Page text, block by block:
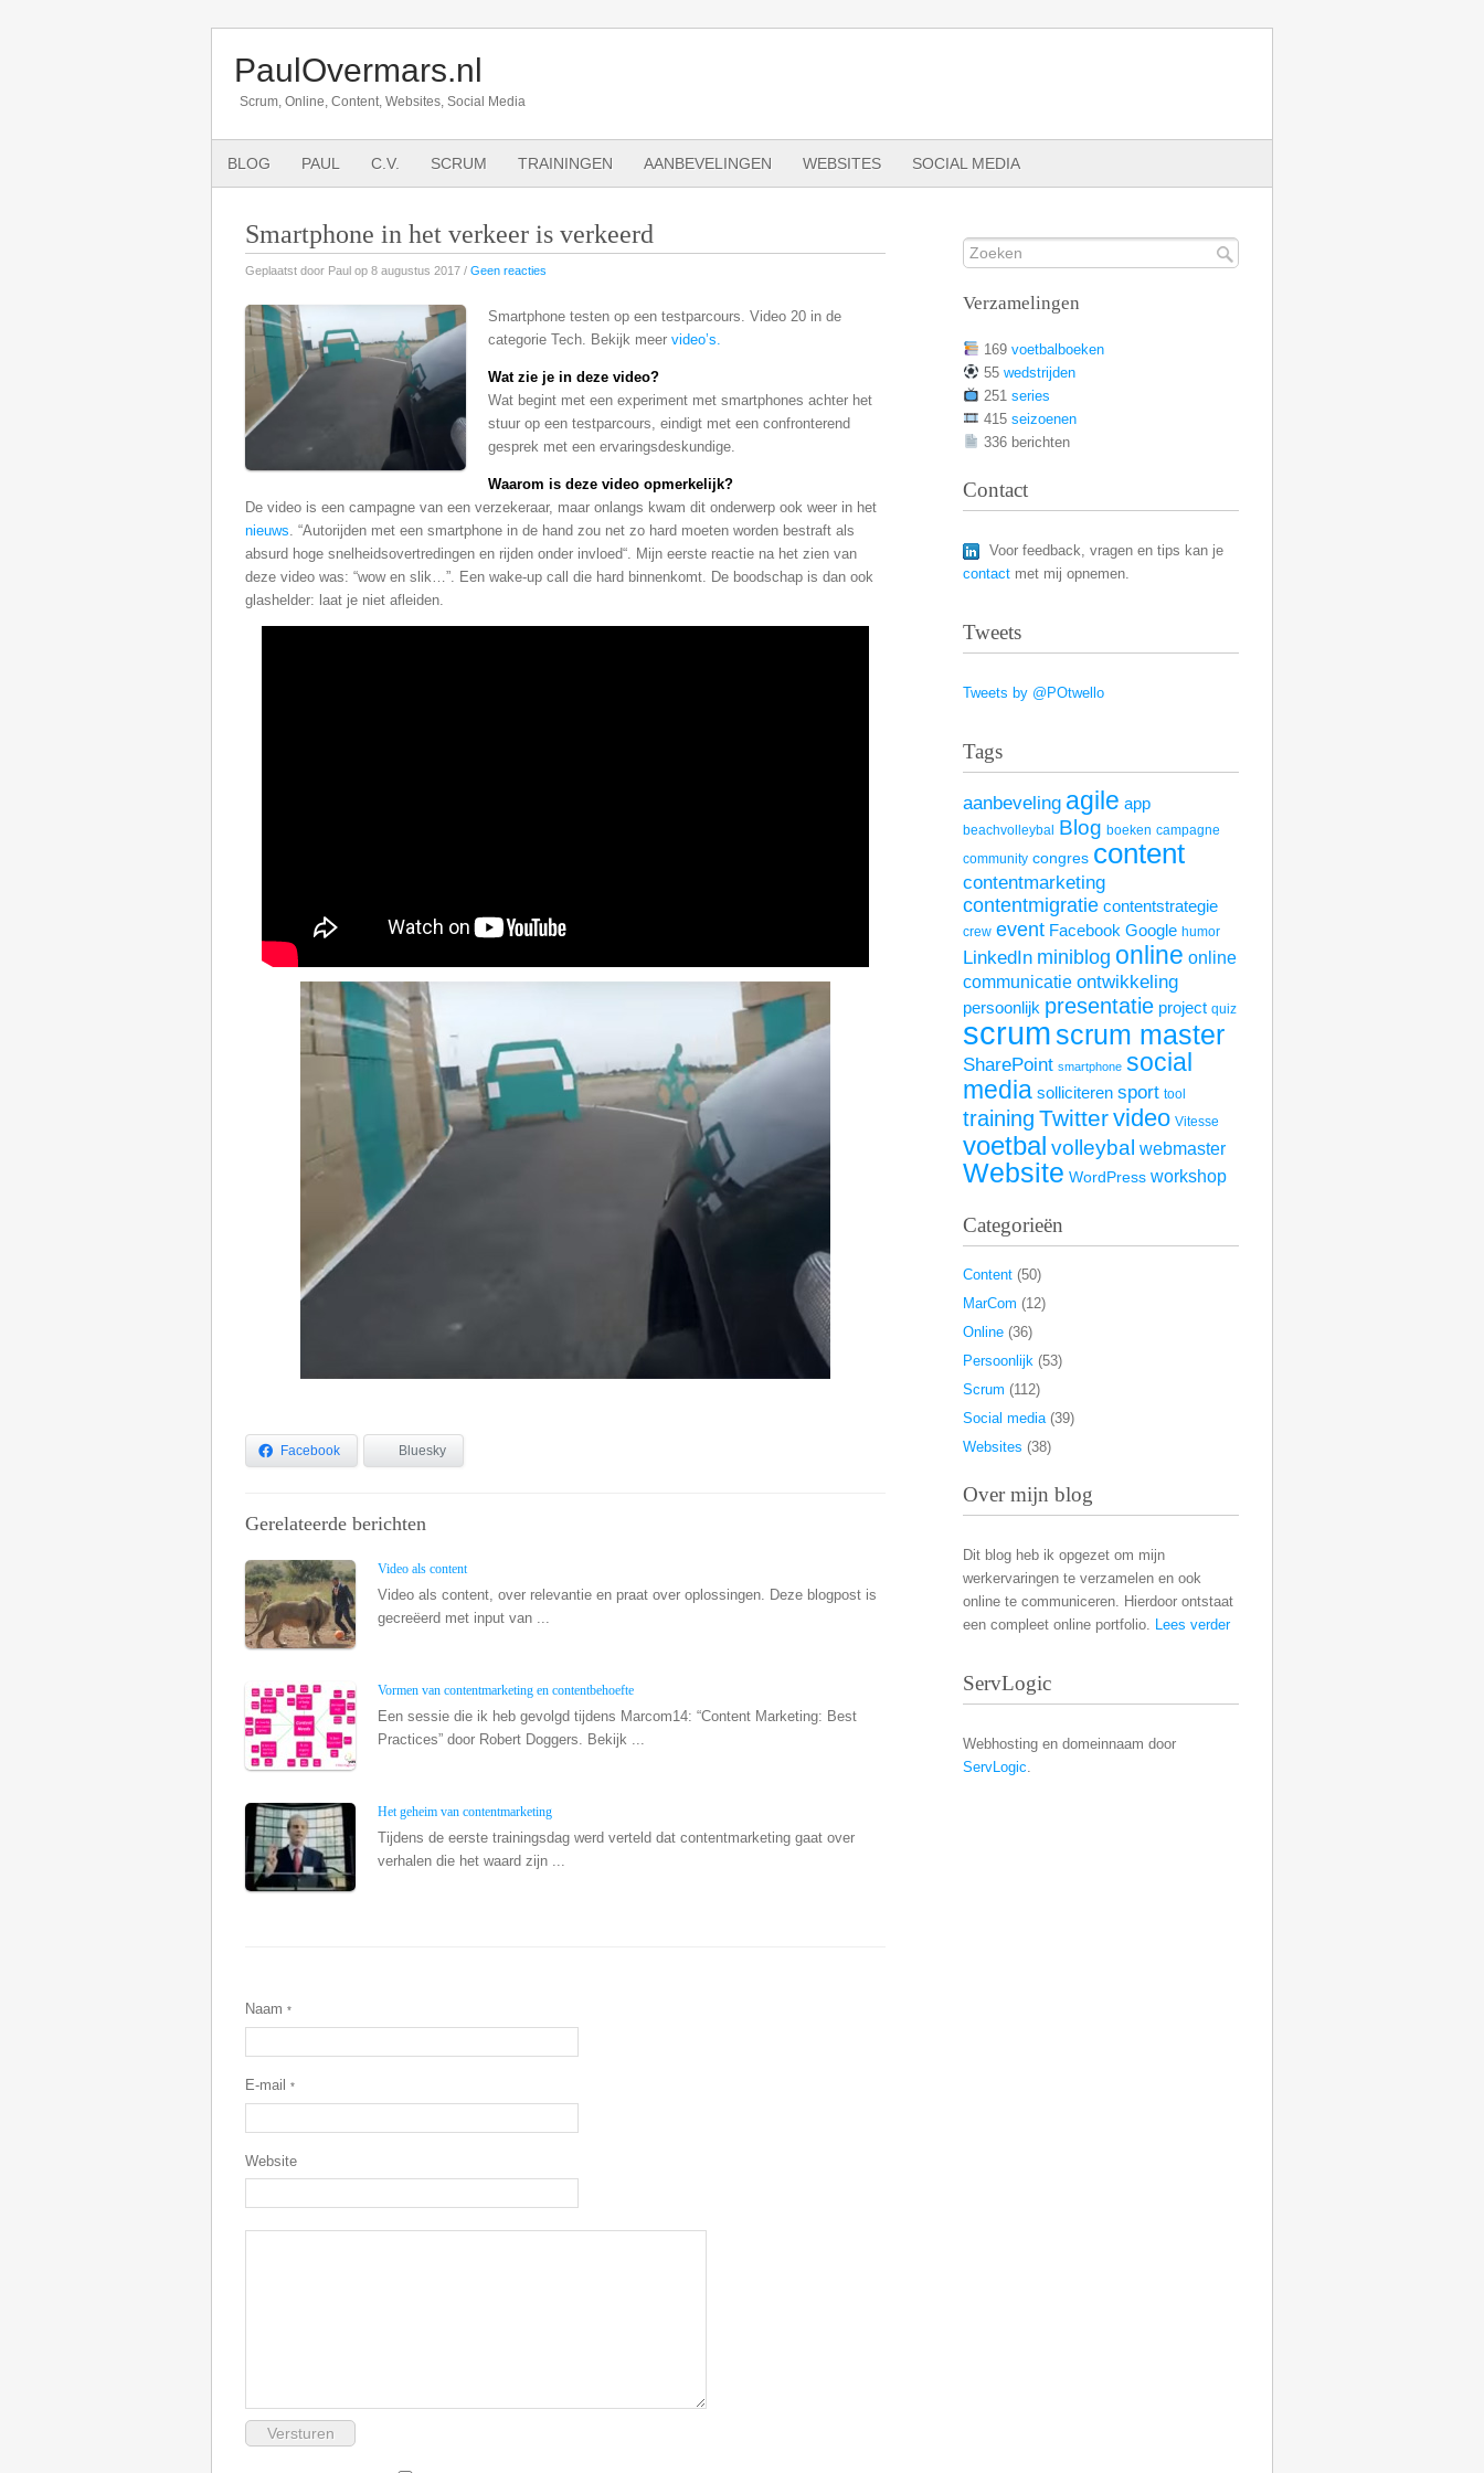
PaulOvermars.nl
Scrum, Online, Content, Websites, Social Media
BLOG PAUL C.V. SCRUM TRAININGEN AANBEVELINGEN WEBSITES SOCIAL MEDIA
Smartphone in het verkeer is verkeerd
Geplaatst door Paul op 8 augustus 2017 / Geen reacties
Smartphone testen op een testparcours. Video 20 in de
categorie Tech. Bekijk meer video’s.
Wat zie je in deze video?
Wat begint met een experiment met smartphones achter het
stuur op een testparcours, eindigt met een confronterend
gesprek met een ervaringsdeskundige.
Waarom is deze video opmerkelijk?
De video is een campagne van een verzekeraar, maar onlangs kwam dit onderwerp ook weer in het
nieuws. “Autorijden met een smartphone in de hand zou net zo hard moeten worden bestraft als
absurd hoge snelheidsovertredingen en rijden onder invloed“. Mijn eerste reactie na het zien van
deze video was: “wow en slik…”. Een wake-up call die hard binnenkomt. De boodschap is dan ook
glashelder: laat je niet afleiden.
Facebook Bluesky
Gerelateerde berichten
Video als content
Video als content, over relevantie en praat over oplossingen. Deze blogpost is
gecreëerd met input van ...
Vormen van contentmarketing en contentbehoefte
Een sessie die ik heb gevolgd tijdens Marcom14: “Content Marketing: Best
Practices” door Robert Doggers. Bekijk ...
Het geheim van contentmarketing
Tijdens de eerste trainingsdag werd verteld dat contentmarketing gaat over
verhalen die het waard zijn ...
Naam *
E-mail *
Website
Verzamelingen
169 voetbalboeken
55 wedstrijden
251 series
415 seizoenen
336 berichten
Contact
Voor feedback, vragen en tips kan je
contact met mij opnemen.
Tweets
Tweets by @POtwello
Tags
aanbeveling agile app
beachvolleybal Blog boeken campagne
community congres content
contentmarketing
contentmigratie contentstrategie
crew event Facebook Google humor
LinkedIn miniblog online online
communicatie ontwikkeling
persoonlijk presentatie project quiz
scrum scrum master
SharePoint smartphone social
media solliciteren sport tool
training Twittervideo Vitesse
voetbal volleybal webmaster
Website WordPress workshop
Categorieën
Content (50)
MarCom (12)
Online (36)
Persoonlijk (53)
Scrum (112)
Social media(39)
Websites (38)
Over mijn blog
Dit blog heb ik opgezet om mijn
werkervaringen te verzamelen en ook
online te communiceren. Hierdoor ontstaat
een compleet online portfolio. Lees verder
ServLogic
Webhosting en domeinnaam door
ServLogic.